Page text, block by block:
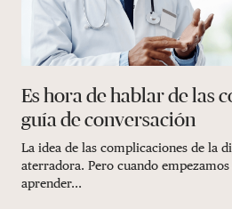
Es hora de hablar de las
guía de conversación
La idea de las complicaciones de la
aterradora. Pero cuando
aprender...